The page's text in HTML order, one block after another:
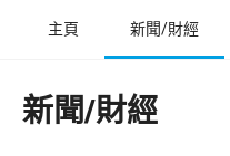
主頁 新聞/財經
新聞/財經